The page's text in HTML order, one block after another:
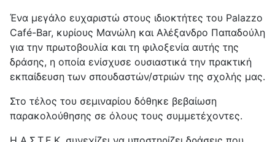
Ένα μεγάλο ευχαριστώ στους ιδιοκτήτες του Palazzo
Café-Bar, κυρίους Μανώλη και Αλέξανδρο Παπαδούλη
για την πρωτοβουλία και τη φιλοξενία αυτής της
δράσης, η οποία ενίσχυσε ουσιαστικά την πρακτική
εκπαίδευση των σπουδαστών/στριών της σχολής μας.
Στο τέλος του σεμιναρίου δόθηκε βεβαίωση
παρακολούθησης σε όλους τους συμμετέχοντες.